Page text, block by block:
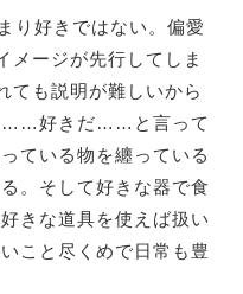
り好きではない。偏愛
メージが先行してしま
ても説明が難しいから
……好きだ……と言って
ている物を纏っている
。そして好きな器で食
きな道具を使えば扱い
こと尽くめで日常も豊
プ